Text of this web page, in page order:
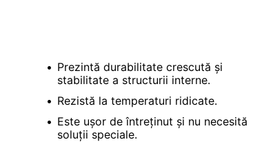
Prezintă durabilitate crescută și
stabilitate a structurii interne.
Rezistă la temperaturi ridicate.
Este ușor de întreținut și nu necesită
soluții speciale.